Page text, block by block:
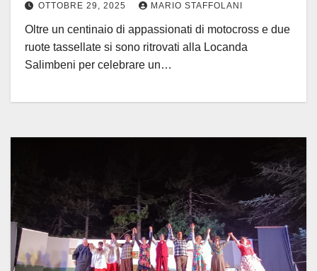
OTTOBRE 29, 2025 MARIO STAFFOLANI
Oltre un centinaio di appassionati di motocross e due
ruote tassellate si sono ritrovati alla Locanda
Salimbeni per celebrare un…